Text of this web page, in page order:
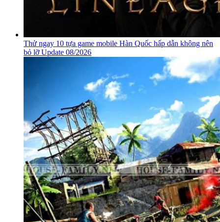
Thử ngay 10 tựa game mobile Hàn Quốc hấp dẫn không nên
bỏ lỡ Update 08/2026